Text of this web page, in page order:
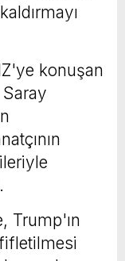
konuşan
Saray
Trump'ın